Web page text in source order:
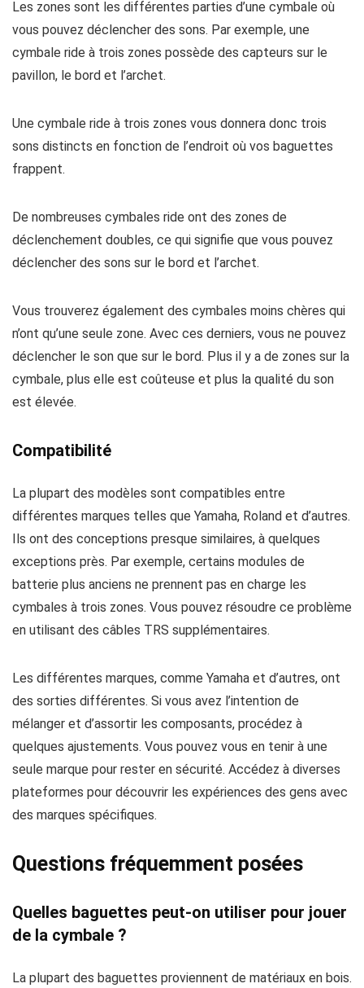
Les zones sont les différentes parties d’une cymbale où
vous pouvez déclencher des sons. Par exemple, une
cymbale ride à trois zones possède des capteurs sur le
pavillon, le bord et l’archet.
Une cymbale ride à trois zones vous donnera donc trois
sons distincts en fonction de l’endroit où vos baguettes
frappent.
De nombreuses cymbales ride ont des zones de
déclenchement doubles, ce qui signifie que vous pouvez
déclencher des sons sur le bord et l’archet.
Vous trouverez également des cymbales moins chères qui
n’ont qu’une seule zone. Avec ces derniers, vous ne pouvez
déclencher le son que sur le bord. Plus il y a de zones sur la
cymbale, plus elle est coûteuse et plus la qualité du son
est élevée.
Compatibilité
La plupart des modèles sont compatibles entre
différentes marques telles que Yamaha, Roland et d’autres.
Ils ont des conceptions presque similaires, à quelques
exceptions près. Par exemple, certains modules de
batterie plus anciens ne prennent pas en charge les
cymbales à trois zones. Vous pouvez résoudre ce problème
en utilisant des câbles TRS supplémentaires.
Les différentes marques, comme Yamaha et d’autres, ont
des sorties différentes. Si vous avez l’intention de
mélanger et d’assortir les composants, procédez à
quelques ajustements. Vous pouvez vous en tenir à une
seule marque pour rester en sécurité. Accédez à diverses
plateformes pour découvrir les expériences des gens avec
des marques spécifiques.
Questions fréquemment posées
Quelles baguettes peut-on utiliser pour jouer
de la cymbale ?
La plupart des baguettes proviennent de matériaux en bois.